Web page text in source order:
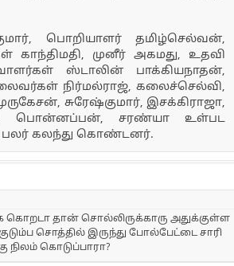
பொறியாளர் தமிழ்செல்வன்,
காந்திமதி, முனீர் அகமது, உதவி
ஸ்டாலின் பாக்கியநாதன்,
நிர்மல்ராஜ், கலைச்செல்வி,
சுரேஷ்குமார், இசக்கிராஜா,
பொன்னப்பன், சரண்யா உள்பட
பலர் கலந்து கொண்டனர்.
கொறடா தான் சொல்லிருக்காரு அதுக்குள்ள
சொத்தில் இருந்து போல்பேட்டை சாரி
நிலம் கொடுப்பாரா?